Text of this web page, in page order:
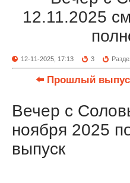
12.11.2025
12-11-2025, 17:13 3
⬅️ Прошлый
Вечер с
ноября 2025
выпуск